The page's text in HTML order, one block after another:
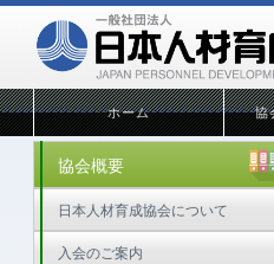
ホーム 協
協会概要
日本人材育成協会について
入会のご案内